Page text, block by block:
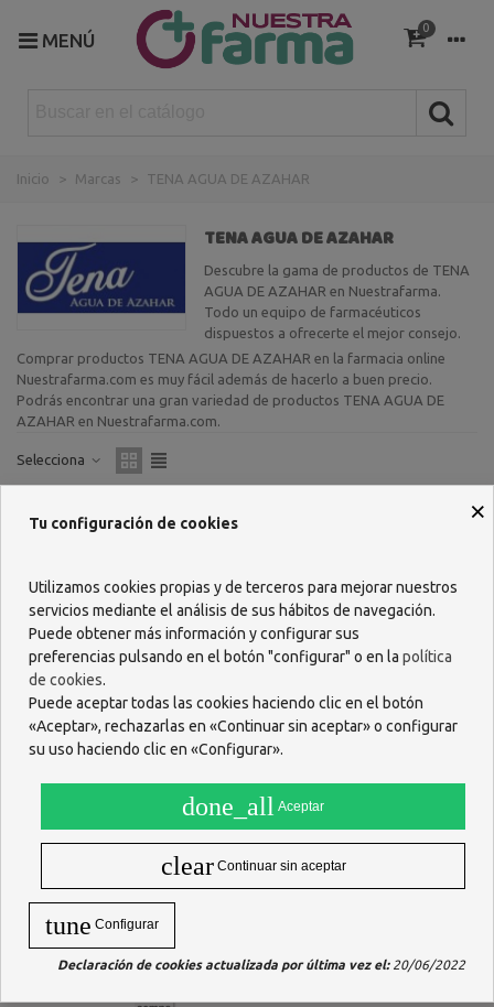
MENÚ
0
Inicio > Marcas > TENA AGUA DE AZAHAR
TENA AGUA DE AZAHAR
Descubre la gama de productos de TENA
AGUA DE AZAHAR en Nuestrafarma.
Todo un equipo de farmacéuticos
dispuestos a ofrecerte el mejor consejo.
Comprar productos TENA AGUA DE AZAHAR en la farmacia online
Nuestrafarma.com es muy fácil además de hacerlo a buen precio.
Podrás encontrar una gran variedad de productos TENA AGUA DE
AZAHAR en Nuestrafarma.com.
Selecciona
AGUA AZAHAR LUCA DE TENA
AÑADIR
×
Tu configuración de cookies
Utilizamos cookies propias y de terceros para mejorar nuestros
servicios mediante el análisis de sus hábitos de navegación.
Puede obtener más información y configurar sus
preferencias pulsando en el botón "configurar" o en la política
de cookies.
Puede aceptar todas las cookies haciendo clic en el botón
«Aceptar», rechazarlas en «Continuar sin aceptar» o configurar
su uso haciendo clic en «Configurar».
done_all Aceptar
clear Continuar sin aceptar
tune Configurar
Declaración de cookies actualizada por última vez el:20/06/2022